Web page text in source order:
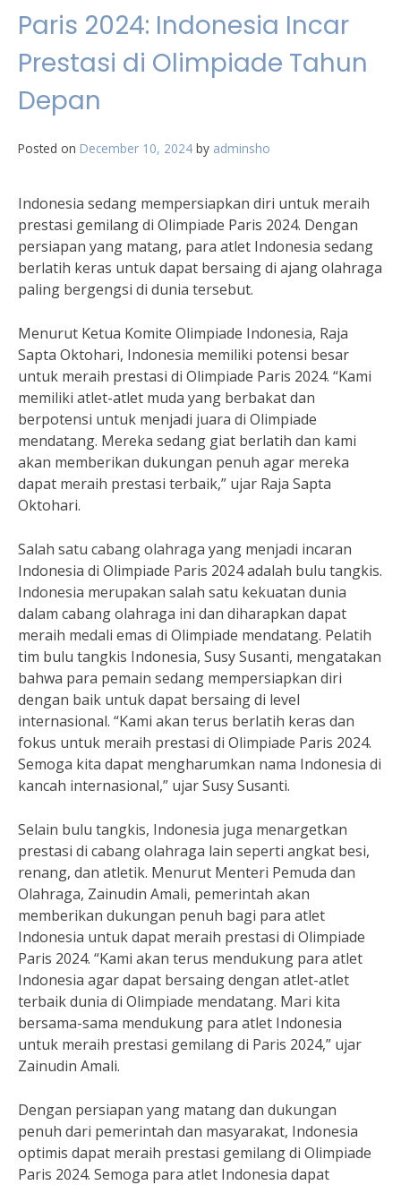
Paris 2024: Indonesia Incar
Prestasi di Olimpiade Tahun
Depan
Posted on December 10, 2024 by adminsho
Indonesia sedang mempersiapkan diri untuk meraih
prestasi gemilang di Olimpiade Paris 2024. Dengan
persiapan yang matang, para atlet Indonesia sedang
berlatih keras untuk dapat bersaing di ajang olahraga
paling bergengsi di dunia tersebut.
Menurut Ketua Komite Olimpiade Indonesia, Raja
Sapta Oktohari, Indonesia memiliki potensi besar
untuk meraih prestasi di Olimpiade Paris 2024. “Kami
memiliki atlet-atlet muda yang berbakat dan
berpotensi untuk menjadi juara di Olimpiade
mendatang. Mereka sedang giat berlatih dan kami
akan memberikan dukungan penuh agar mereka
dapat meraih prestasi terbaik,” ujar Raja Sapta
Oktohari.
Salah satu cabang olahraga yang menjadi incaran
Indonesia di Olimpiade Paris 2024 adalah bulu tangkis.
Indonesia merupakan salah satu kekuatan dunia
dalam cabang olahraga ini dan diharapkan dapat
meraih medali emas di Olimpiade mendatang. Pelatih
tim bulu tangkis Indonesia, Susy Susanti, mengatakan
bahwa para pemain sedang mempersiapkan diri
dengan baik untuk dapat bersaing di level
internasional. “Kami akan terus berlatih keras dan
fokus untuk meraih prestasi di Olimpiade Paris 2024.
Semoga kita dapat mengharumkan nama Indonesia di
kancah internasional,” ujar Susy Susanti.
Selain bulu tangkis, Indonesia juga menargetkan
prestasi di cabang olahraga lain seperti angkat besi,
renang, dan atletik. Menurut Menteri Pemuda dan
Olahraga, Zainudin Amali, pemerintah akan
memberikan dukungan penuh bagi para atlet
Indonesia untuk dapat meraih prestasi di Olimpiade
Paris 2024. “Kami akan terus mendukung para atlet
Indonesia agar dapat bersaing dengan atlet-atlet
terbaik dunia di Olimpiade mendatang. Mari kita
bersama-sama mendukung para atlet Indonesia
untuk meraih prestasi gemilang di Paris 2024,” ujar
Zainudin Amali.
Dengan persiapan yang matang dan dukungan
penuh dari pemerintah dan masyarakat, Indonesia
optimis dapat meraih prestasi gemilang di Olimpiade
Paris 2024. Semoga para atlet Indonesia dapat